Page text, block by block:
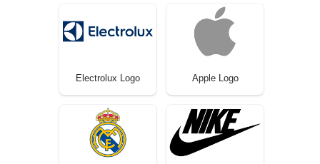
Electrolux Logo Apple Logo